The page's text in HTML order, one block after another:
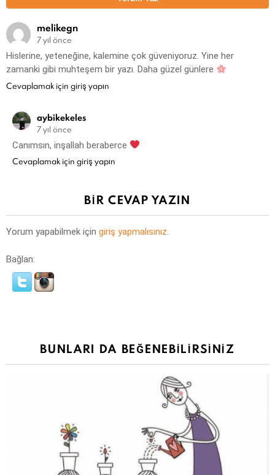
melikegn
7 yıl önce
Hislerine, yeteneğine, kalemine çok güveniyoruz. Yine her
zamanki gibi muhteşem bir yazı. Daha güzel günlere
Cevaplamak için giriş yapın
aybikekeles
7 yıl önce
Canımsın, inşallah beraberce
Cevaplamak için giriş yapın
BIR CEVAP YAZIN
Yorum yapabilmek için giriş yapmalısınız.
Bağlan:
BUNLARI DA BEĞENEBILIRSINIZ